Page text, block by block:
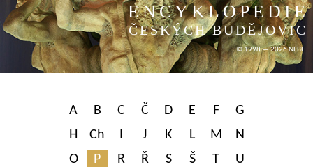
ENCYKLOPEDIE
ČESKÝCH BUDĚJOVIC
© 1998 — 2026 NEBE
A B C Č D E F
G
H
Ch I J K L M
N
O
P R Ř S Š T
U